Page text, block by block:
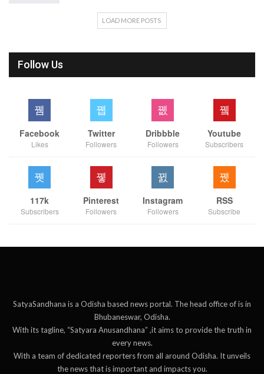
LOAD MORE POSTS
Follow Us
Facebook
Likes
Twitter
Followers
Dribbble
Followers
Youtube
Subscribers
117k
Subscribers
Pinterest
Followers
Instagram
Followers
RSS
Subscribe
SatyaSandhana is a Odisha based news portal. The head office of is in
Bhubaneswar, Odisha.
With its tagline, “Satyara Anusandhana” ,it aims to provide the truth in
every news.
With a team of dedicated reporters from all around Odisha. It unveils
the news that is important and impacts you.